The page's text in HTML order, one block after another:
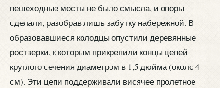
пешеходные мосты не было смысла, и опоры
сделали, разобрав лишь забутку набережной. В
образовавшиеся колодцы опустили деревянные
ростверки, к которым прикрепили концы цепей
круглого сечения диаметром в 1,5 дюйма (около 4
см). Эти цепи поддерживали висячее пролетное